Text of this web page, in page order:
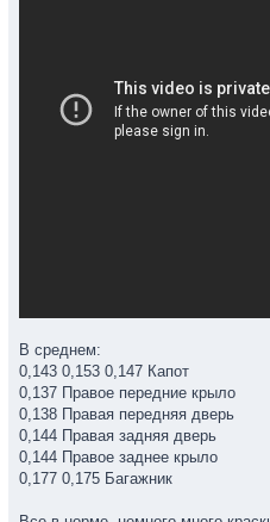
В среднем:
0,143 0,153 0,147 Капот
0,137 Правое передние крыло
0,138 Правая передняя дверь
0,144 Правая задняя дверь
0,144 Правое заднее крыло
0,177 0,175 Багажник